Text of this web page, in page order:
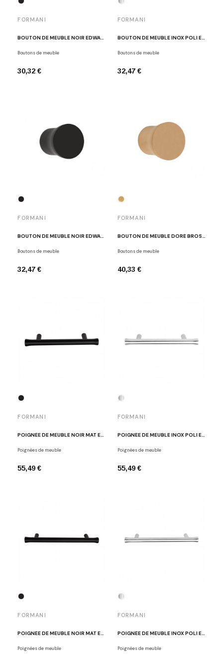
FORMANI
BOUTON DE MEUBLE NOIR EDWARD VAN VLIET EV9M NM
Boutons de meuble
30,32 €
FORMANI
BOUTON DE MEUBLE INOX POLI EDWARD VAN VLIET EV25M IP
Boutons de meuble
32,47 €
FORMANI
BOUTON DE MEUBLE NOIR EDWARD VAN VLIET EV25M NM
Boutons de meuble
32,47 €
FORMANI
BOUTON DE MEUBLE DORÉ BROSSÉ EDWARD VAN VLIET EV25M IM
Boutons de meuble
40,33 €
FORMANI
Poignées de meuble
55,49 €
FORMANI
POIGNÉE DE MEUBLE INOX POLI EDWARD VAN VLIET EV9/96 IP
Poignées de meuble
55,49 €
FORMANI
POIGNÉE DE MEUBLE NOIR MAT EDWARD VAN VLIET EV9/128 NM
Poignées de meuble
FORMANI
POIGNÉE DE MEUBLE INOX POLI EDWARD VAN VLIET EV9/128 IP
Poignées de meuble